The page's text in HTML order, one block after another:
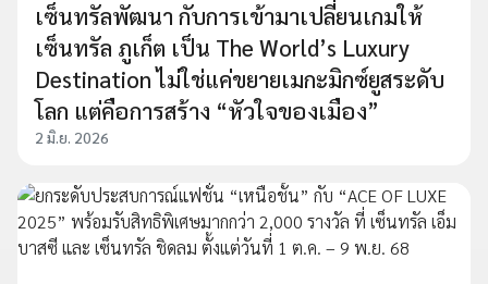
เซ็นทรัลพัฒนา กับการเข้ามาเปลี่ยนเกมให้
เซ็นทรัล ภูเก็ต เป็น The World’s Luxury
Destination ไม่ใช่แค่ขยายเมกะมิกซ์ยูสระดับ
โลก แต่คือการสร้าง “หัวใจของเมือง”
2 มิ.ย. 2026